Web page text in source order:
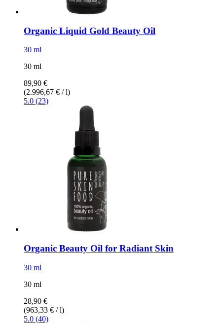
Organic Liquid Gold Beauty Oil
30 ml
30 ml
89,90 €
(2.996,67 € / l)
5.0 (23)
Organic Beauty Oil for Radiant Skin
30 ml
30 ml
28,90 €
(963,33 € / l)
5.0 (40)